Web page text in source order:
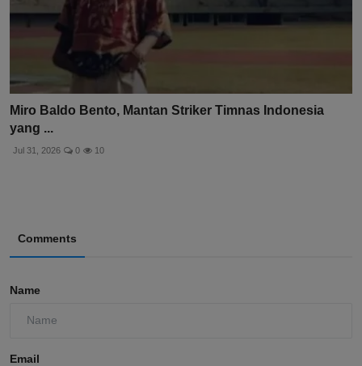
Miro Baldo Bento, Mantan Striker Timnas Indonesia
yang ...
Jul 31, 2026 0 10
Comments
Name
Email